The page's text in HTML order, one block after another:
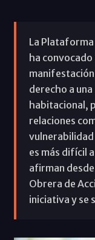
La
ha convocado
derecho a
habitacional,
relaciones
vulnerabilidad
es más difícil
afirman
Obrera de
iniciativa y se